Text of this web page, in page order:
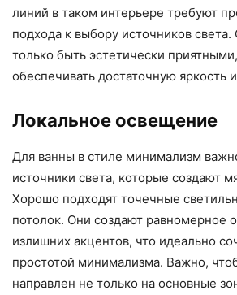
линий в таком интерьере требуют
подхода к выбору источников
только быть эстетически
обеспечивать достаточную яркость
Локальное освещение
Для ванны в стиле минимализм
источники света, которые создают
Хорошо подходят точечные
потолок. Они создают равномерное
излишних акцентов, что идеально
простотой минимализма. Важно,
направлен не только на основные